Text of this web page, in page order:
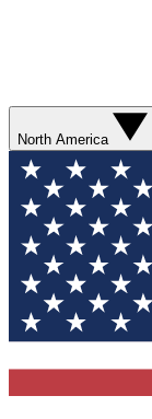
North America